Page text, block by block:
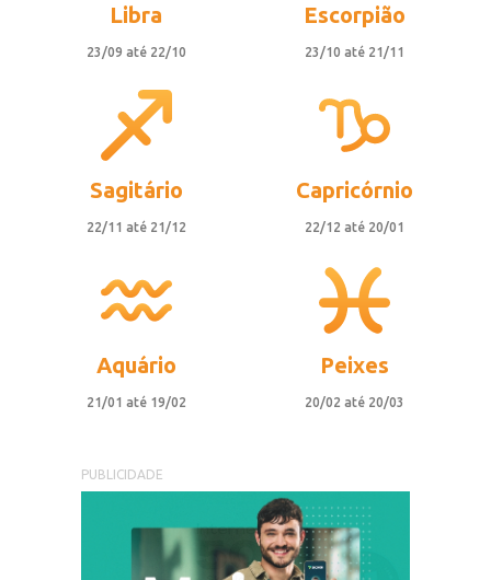
Libra
23/09 até 22/10
Escorpião
23/10 até 21/11
Sagitário
22/11 até 21/12
Capricórnio
22/12 até 20/01
Aquário
21/01 até 19/02
Peixes
20/02 até 20/03
PUBLICIDADE